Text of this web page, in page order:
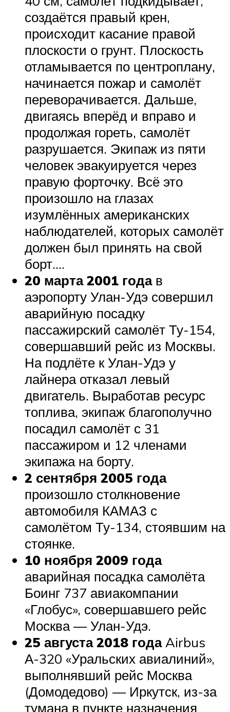
создаётся правый крен,
происходит касание правой
плоскости о грунт. Плоскость
отламывается по центроплану,
начинается пожар и самолёт
переворачивается. Дальше,
двигаясь вперёд и вправо и
продолжая гореть, самолёт
разрушается. Экипаж из пяти
человек эвакуируется через
правую форточку. Всё это
произошло на глазах
изумлённых американских
наблюдателей, которых самолёт
должен был принять на свой
борт….
20 марта 2001 годав
аэропорту Улан-Удэ совершил
аварийную посадку
пассажирский самолёт Ту-154,
совершавший рейс из Москвы.
На подлёте к Улан-Удэ у
лайнера отказал левый
двигатель. Выработав ресурс
топлива, экипаж благополучно
посадил самолёт с 31
пассажиром и 12 членами
экипажа на борту.
2 сентября 2005 года
произошло столкновение
автомобиля КАМАЗ с
самолётом Ту-134, стоявшим на
стоянке.
10 ноября 2009 года
аварийная посадка самолёта
Боинг 737 авиакомпании
«Глобус», совершавшего рейс
Москва — Улан-Удэ.
25 августа 2018 годаAirbus
А-320 «Уральских авиалиний»,
выполнявший рейс Москва
(Домодедово) — Иркутск, из-за
тумана в пункте назначения